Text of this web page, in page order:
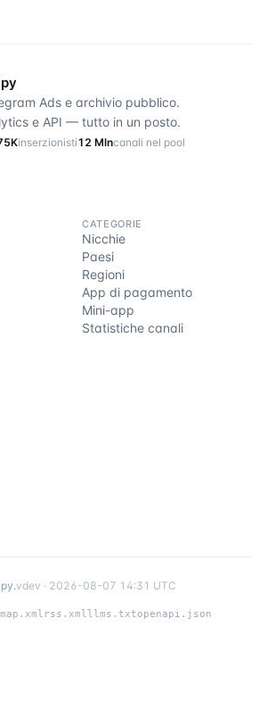
Ads e archivio pubblico.
e API — tutto in un posto.
inserzionisti12 Mlncanali nel pool
CATEGORIE
Nicchie
Paesi
Regioni
App di pagamento
Mini-app
Statistiche canali
.vdev · 2026-08-07 14:31 UTC
rss.xmlllms.txtopenapi.json